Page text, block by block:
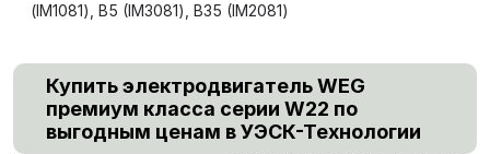
(IM1081), В5 (IM3081), В35 (IM2081)
Купить электродвигатель WEG
премиум класса серии W22 по
выгодным ценам в УЭСК-Технологии